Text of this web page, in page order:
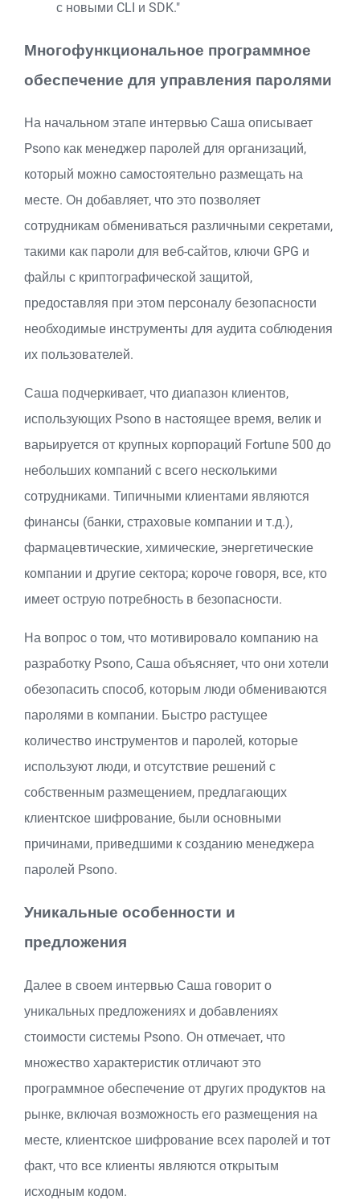
с новыми CLI и SDK."
Многофункциональное программное
обеспечение для управления паролями
На начальном этапе интервью Саша описывает
Psono как менеджер паролей для организаций,
который можно самостоятельно размещать на
месте. Он добавляет, что это позволяет
сотрудникам обмениваться различными секретами,
такими как пароли для веб-сайтов, ключи GPG и
файлы с криптографической защитой,
предоставляя при этом персоналу безопасности
необходимые инструменты для аудита соблюдения
их пользователей.
Саша подчеркивает, что диапазон клиентов,
использующих Psono в настоящее время, велик и
варьируется от крупных корпораций Fortune 500 до
небольших компаний с всего несколькими
сотрудниками. Типичными клиентами являются
финансы (банки, страховые компании и т.д.),
фармацевтические, химические, энергетические
компании и другие сектора; короче говоря, все, кто
имеет острую потребность в безопасности.
На вопрос о том, что мотивировало компанию на
разработку Psono, Саша объясняет, что они хотели
обезопасить способ, которым люди обмениваются
паролями в компании. Быстро растущее
количество инструментов и паролей, которые
используют люди, и отсутствие решений с
собственным размещением, предлагающих
клиентское шифрование, были основными
причинами, приведшими к созданию менеджера
паролей Psono.
Уникальные особенности и
предложения
Далее в своем интервью Саша говорит о
уникальных предложениях и добавлениях
стоимости системы Psono. Он отмечает, что
множество характеристик отличают это
программное обеспечение от других продуктов на
рынке, включая возможность его размещения на
месте, клиентское шифрование всех паролей и тот
факт, что все клиенты являются открытым
исходным кодом.